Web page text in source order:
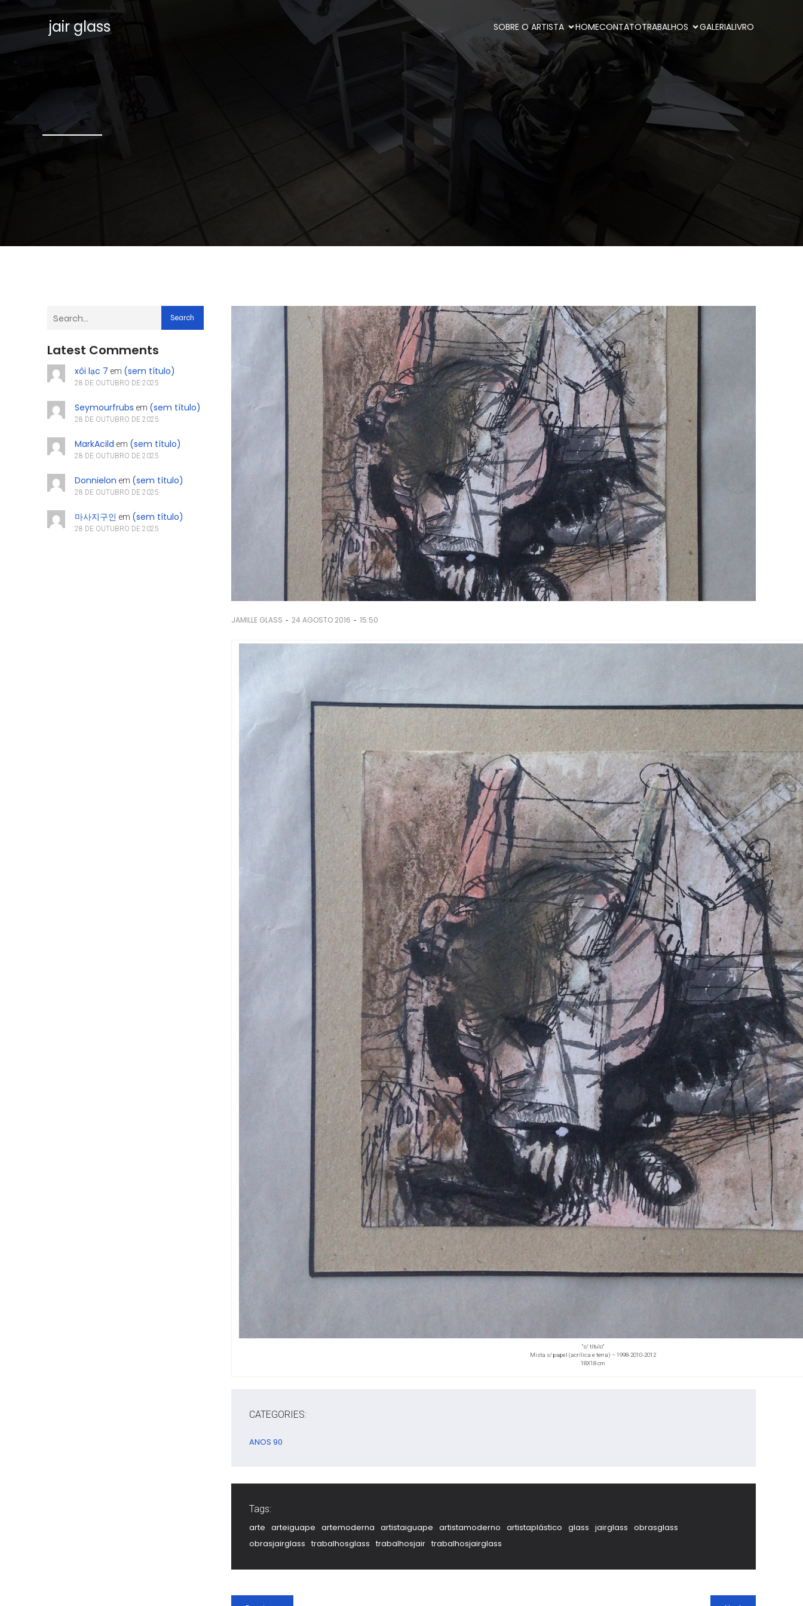
jair glass SOBRE O ARTISTA HOMECONTATOTRABALHOS GALERIALIVRO
Search
Latest Comments
xôi lạc 7 em (sem título)
28 DE OUTUBRO DE 2025
Seymourfrubs em (sem título)
28 DE OUTUBRO DE 2025
MarkAcild em (sem título)
28 DE OUTUBRO DE 2025
Donnielon em (sem título)
28 DE OUTUBRO DE 2025
마사지구인 em (sem título)
28 DE OUTUBRO DE 2025
JAMILLE GLASS - 24 AGOSTO 2016 - 15:50
“s/ título”
Mista s/ papel (acrílica e terra) – 1998-2010-2012
18X18 cm
CATEGORIES:
ANOS 90
Tags:
arte arteiguape artemoderna artistaiguape artistamoderno artistaplástico glass jairglass obrasglass
obrasjairglass trabalhosglass trabalhosjair trabalhosjairglass